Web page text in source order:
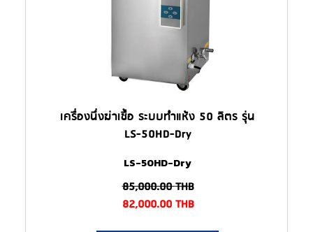
เครื่องนึ่งฆ่าเชื้อ ระบบทำแห้ง 50 ลิตร รุ่น
LS-50HD-Dry
LS-50HD-Dry
85,000.00THB
82,000.00THB